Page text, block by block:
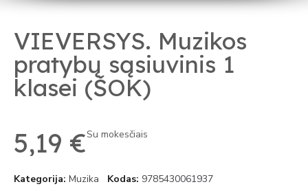
VIEVERSYS. Muzikos
pratybų sąsiuvinis 1
klasei (ŠOK)
5,19 €Su mokesčiais
Kategorija Muzika Kodas 9785430061937